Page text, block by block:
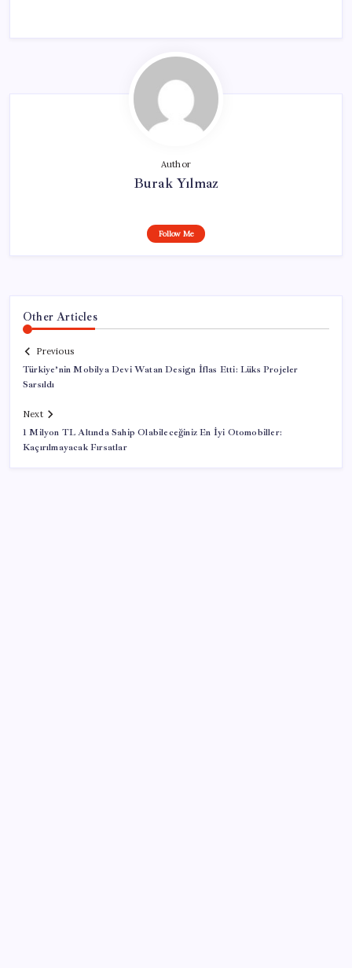
Author
Burak Yılmaz
Follow Me
Other Articles
Previous
Türkiye’nin Mobilya Devi Watan Design İflas Etti: Lüks Projeler
Sarsıldı
Next
1 Milyon TL Altında Sahip Olabileceğiniz En İyi Otomobiller:
Kaçırılmayacak Fırsatlar